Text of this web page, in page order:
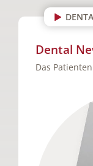
Dental
Das